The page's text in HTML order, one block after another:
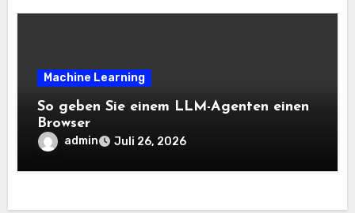
Machine Learning
So geben Sie einem LLM-Agenten einen
Browser
admin Juli 26, 2026